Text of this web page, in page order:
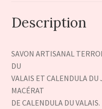
Description
SAVON ARTISANAL
DU
VALAIS ET CALENDULA DU
MACÉRAT
DE CALENDULA DU VALAIS.